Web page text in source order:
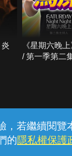
若繼續閱
的隱私權保護
炎
《星期六晚
/ 第一季第二
服 服務條款 隱
分公司 (統一編號